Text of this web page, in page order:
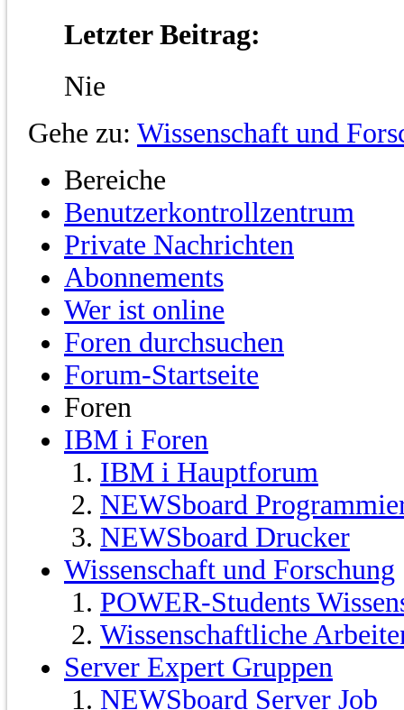
Letzter Beitrag:
Nie
Gehe zu: Wissenschaft und
Bereiche
Benutzerkontrollzentrum
Private Nachrichten
Abonnements
Wer ist online
Foren durchsuchen
Forum-Startseite
Foren
IBM i Foren
IBM i Hauptforum
NEWSboard
NEWSboard Drucker
Wissenschaft und Forschung
POWER-Students
Wissenschaftliche
Server Expert Gruppen
NEWSboard Server Job